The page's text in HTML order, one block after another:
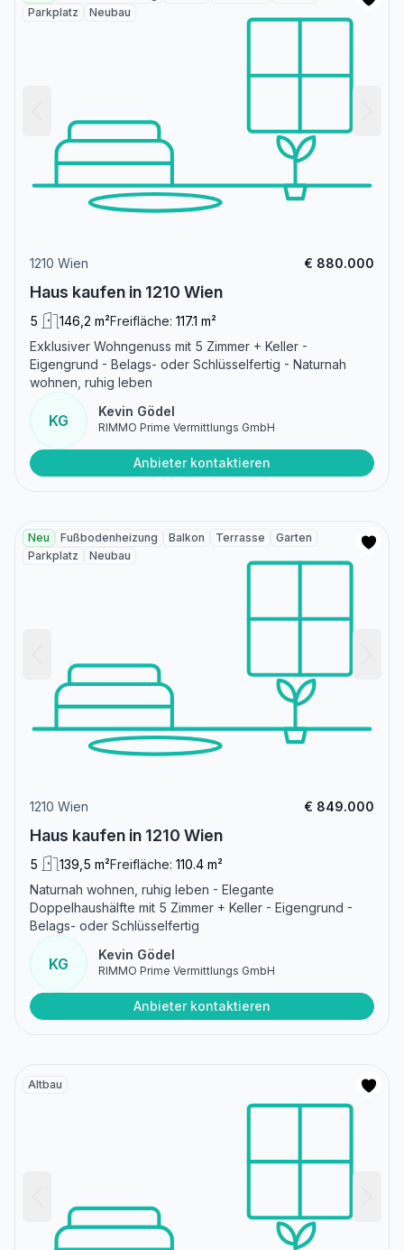
Parkplatz
Neubau
1210 Wien € 880.000
Haus kaufen in 1210 Wien
5 146,2 m²Freifläche: 117.1 m²
Exklusiver Wohngenuss mit 5 Zimmer + Keller -
Eigengrund - Belags- oder Schlüsselfertig - Naturnah
wohnen, ruhig leben
KG
Kevin Gödel
RIMMO Prime Vermittlungs GmbH
Anbieter kontaktieren
Neu Fußbodenheizung Balkon Terrasse
Garten
Parkplatz
Neubau
1210 Wien € 849.000
Haus kaufen in 1210 Wien
5 139,5 m²Freifläche: 110.4 m²
Naturnah wohnen, ruhig leben - Elegante
Doppelhaushälfte mit 5 Zimmer + Keller - Eigengrund -
Belags- oder Schlüsselfertig
KG
Kevin Gödel
RIMMO Prime Vermittlungs GmbH
Anbieter kontaktieren
Altbau